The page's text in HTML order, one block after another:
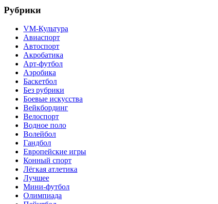
Рубрики
VM-Культура
Авиаспорт
Автоспорт
Акробатика
Арт-футбол
Аэробика
Баскетбол
Без рубрики
Боевые искусства
Вейкбординг
Велоспорт
Водное поло
Волейбол
Гандбол
Европейские игры
Конный спорт
Лёгкая атлетика
Лучшее
Мини-футбол
Олимпиада